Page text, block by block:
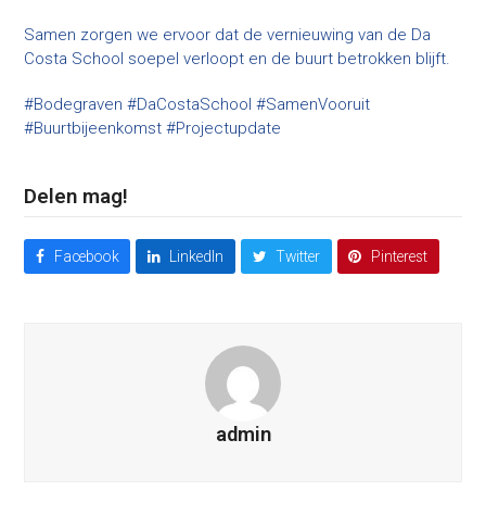
Samen zorgen we ervoor dat de vernieuwing van de Da
Costa School soepel verloopt en de buurt betrokken blijft.
#Bodegraven #DaCostaSchool #SamenVooruit
#Buurtbijeenkomst #Projectupdate
Delen mag!
Facebook LinkedIn Twitter Pinterest
admin